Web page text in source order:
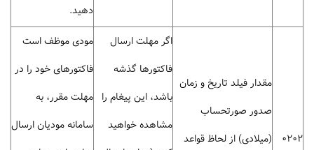
دهید.
0202
مقدار فیلد تاریخ و زمان
صدور صورتحساب
(میلادی) از لحاظ قواعد
اگر مهلت ارسال
فاکتورها گذشه
باشد، این پیغام را
مشاهده خواهید
مودی موظف است
فاکتورهای خود را در
مهلت مقرر، به
سامانه مودیان ارسال